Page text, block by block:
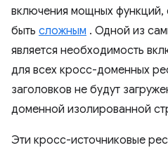
включения мощных функций,
быть сложным . Одной из
является необходимость
для всех кросс-доменных
заголовков не будут
доменной изолированной
Эти кросс-источниковые